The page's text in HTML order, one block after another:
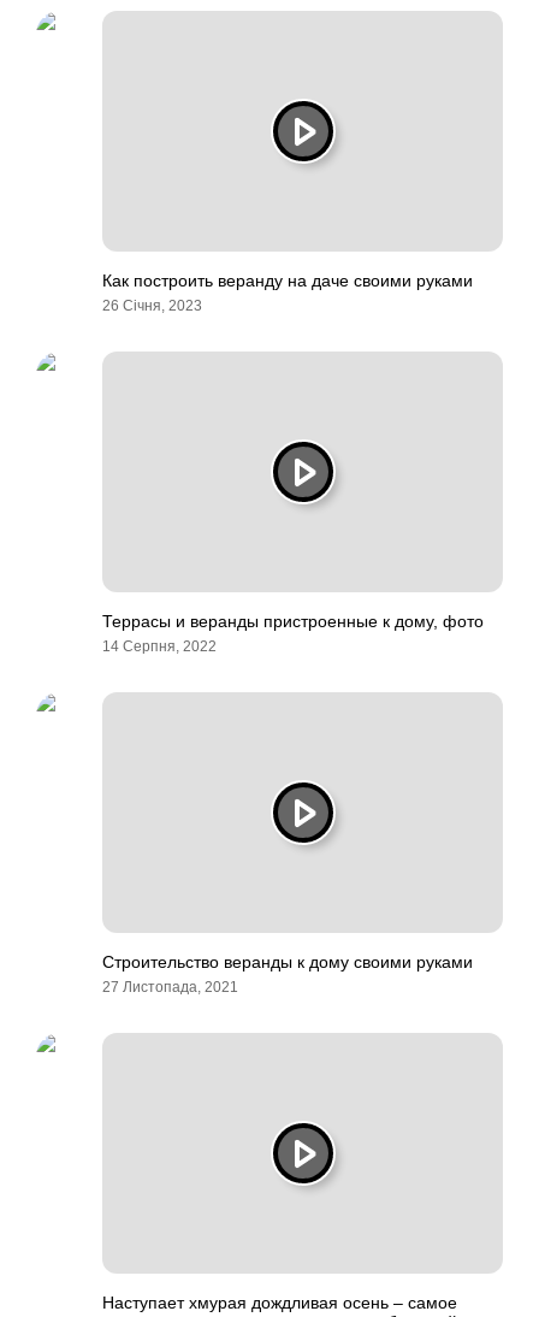
Как построить веранду на даче своими руками
26 Січня, 2023
Террасы и веранды пристроенные к дому, фото
14 Серпня, 2022
Строительство веранды к дому своими руками
27 Листопада, 2021
Наступает хмурая дождливая осень – самое